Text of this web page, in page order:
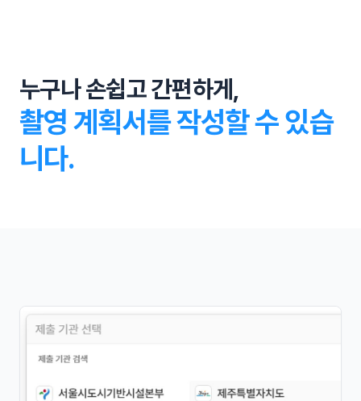
누구나 손쉽고 간편하게,
촬영 계획서를 작성할 수 있습
니다.